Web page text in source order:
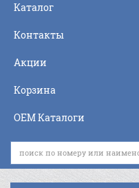
Каталог
Контакты
Акции
Корзина
OEM Каталоги